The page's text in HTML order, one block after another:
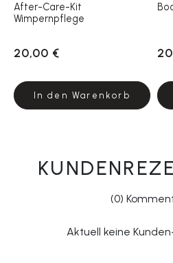
After-Care-Kit
Wimpernpflege
20,00 €
In den Warenkorb
(0)
Aktuell keine